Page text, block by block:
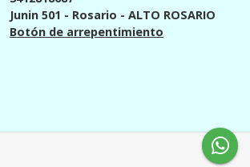
Junin 501 - Rosario - ALTO ROSARIO
Botón de arrepentimiento